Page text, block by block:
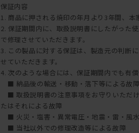
【ご注意】ウレタン塗装・突板の製品にはご
保証内容
1. 商品に押される焼印の年月より3年間、本
2. 保証期間内に、取扱説明書にしたがった
で修理させていただきます。
3. この製品に対する保証は、製造元の判断
せていただきます。
4. 次のような場合には、保証期間内でも有償
■ 納品後の輸送・移動・落下等による故障
■ 取扱説明書の注意事項をお守りいただ
たはそれによる故障
■ 火災・塩害・異常電圧・地震・雷・風
■ 当社以外での修理改造等による故障